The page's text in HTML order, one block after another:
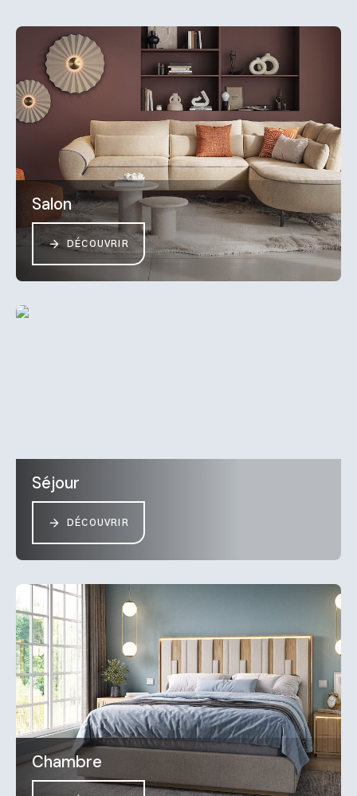
Salon
DÉCOUVRIR
Séjour
DÉCOUVRIR
Chambre